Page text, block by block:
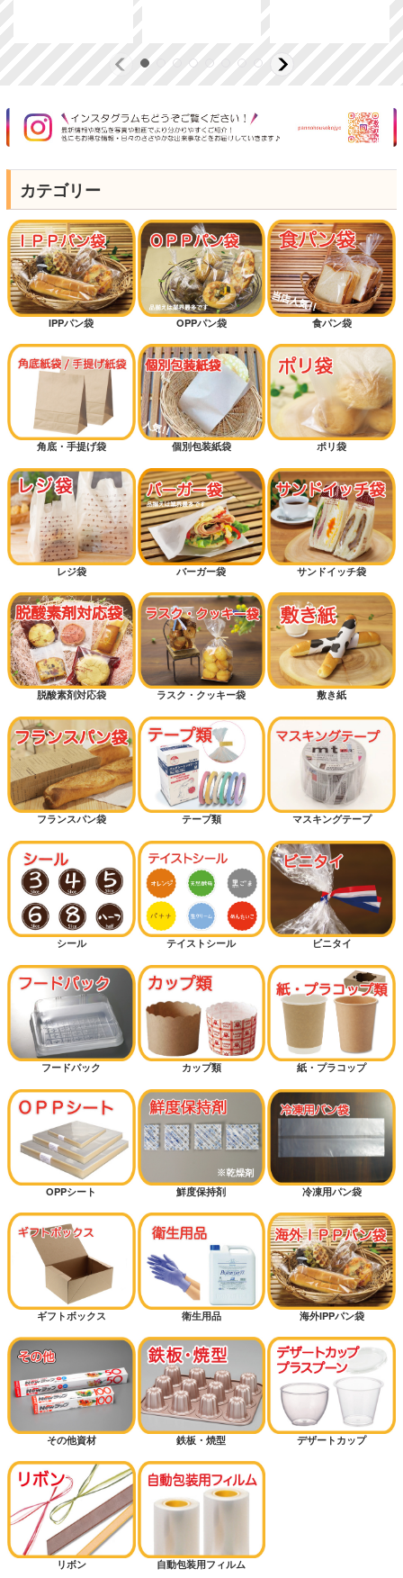
カテゴリー
IPPパン袋 OPPパン袋 食パン袋
角底・手提げ袋 個別包装紙袋 ポリ袋
レジ袋 バーガー袋 サンドイッチ袋
脱酸素剤対応袋 ラスク・クッキー袋 敷き紙
フランスパン袋 テープ類 マスキングテープ
シール テイストシール ビニタイ
フードパック カップ類 紙・プラコップ
OPPシート 鮮度保持剤 冷凍用パン袋
ギフトボックス 衛生用品 海外IPPパン袋
その他資材 鉄板・焼型 デザートカップ
リボン 自動包装用フィルム